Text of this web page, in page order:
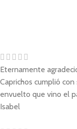
Eternamente
Caprichos cumplió
envuelto que vino el
Isabel